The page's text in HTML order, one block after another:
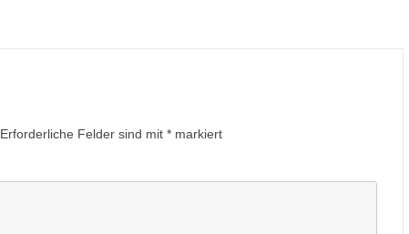
Erforderliche Felder sind mit * markiert